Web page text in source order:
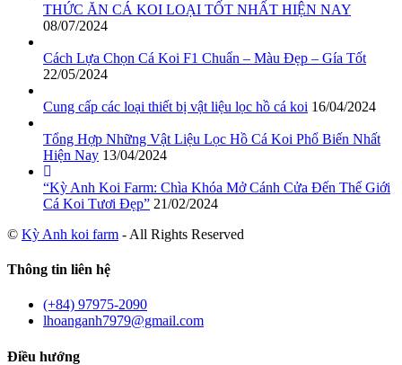
THỨC ĂN CÁ KOI LOẠI TỐT NHẤT HIỆN NAY
08/07/2024
Cách Lựa Chọn Cá Koi F1 Chuẩn – Màu Đẹp – Gía Tốt
22/05/2024
Cung cấp các loại thiết bị vật liệu lọc hồ cá koi 16/04/2024
Tổng Hợp Những Vật Liệu Lọc Hồ Cá Koi Phổ Biến Nhất
Hiện Nay 13/04/2024
“Kỳ Anh Koi Farm: Chìa Khóa Mở Cánh Cửa Đến Thế Giới
Cá Koi Tươi Đẹp” 21/02/2024
© Kỳ Anh koi farm - All Rights Reserved
Thông tin liên hệ
(+84) 97975-2090
lhoanganh7979@gmail.com
Điều hướng